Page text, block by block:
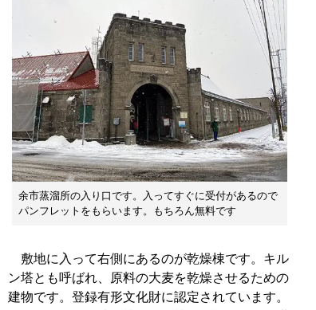
余市蒸溜所の入り口です。入ってすぐに受付があるので
パンフレットをもらいます。もちろん無料です
敷地に入って右側にあるのが乾燥棟です。キル
ン塔とも呼ばれ、原料の大麦を乾燥させるための
建物です。登録有形文化財に認定されています。